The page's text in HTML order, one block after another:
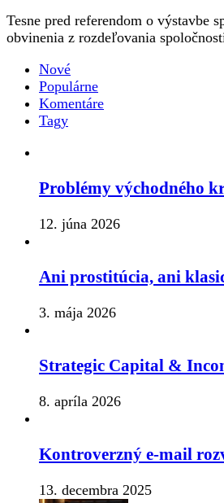
Tesne pred referendom o výstavbe
obvinenia z rozdeľovania
Nové
Populárne
Komentáre
Tagy
Problémy východného
12. júna 2026
Ani prostitúcia, ani
3. mája 2026
Strategic Capital &
8. apríla 2026
Kontroverzný e-mail
13. decembra 2025